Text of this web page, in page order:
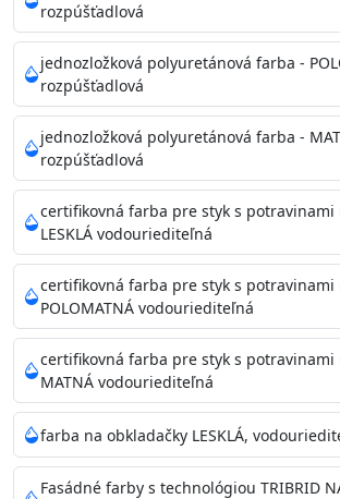
Príprava povrchu
Povrchy musia byť hladké, čisté, suché,
mastnoty, solí a materiálov so zlou
alebo trhliny vyplňte
akrylovým tmelom Acrylic putty, Visto
putty a prebrúste. Nové alebo porézne
menej kvalitnými farbami
vždy penetrujte. Odporúčané
Acrylan Unco, Gypsum board alebo
na škvrny použite Blanco eco
riediteľné vodou.
Skladovanie
48 mesiacov v orig. uzavretých obaloch
25°C
rozpúšťadlová
jednozložková polyuretánová farba -
rozpúšťadlová
jednozložková polyuretánová farba -
rozpúšťadlová
certifikovná farba pre styk s potravinami
LESKLÁ vodouriediteľná
certifikovná farba pre styk s potravinami
POLOMATNÁ vodouriediteľná
certifikovná farba pre styk s potravinami
MATNÁ vodouriediteľná
farba na obkladačky LESKLÁ,
Fasádné farby s technológiou TRIBRID